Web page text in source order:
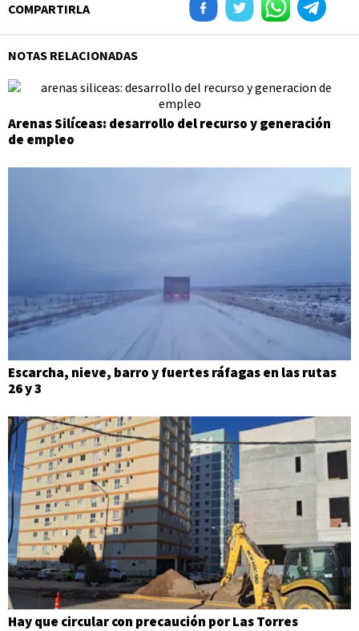
COMPARTIRLA
NOTAS RELACIONADAS
Arenas Silíceas: desarrollo del recurso y generación
de empleo
Escarcha, nieve, barro y fuertes ráfagas en las rutas
26 y 3
Hay que circular con precaución por Las Torres